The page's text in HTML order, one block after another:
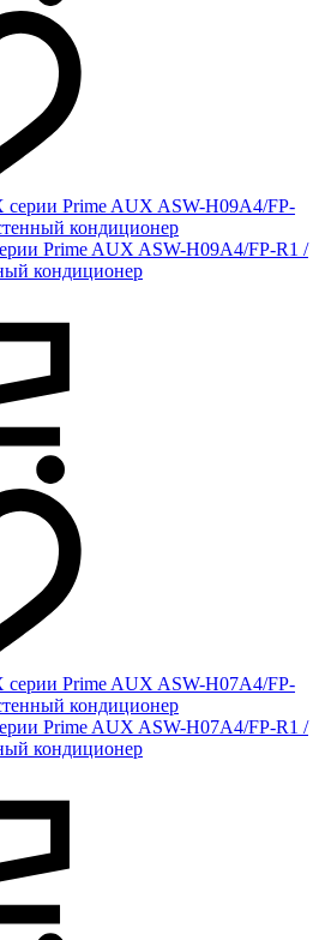
Prime AUX ASW-H09A4/FP-R1 /
кондиционер
Prime AUX ASW-H07A4/FP-R1 /
кондиционер